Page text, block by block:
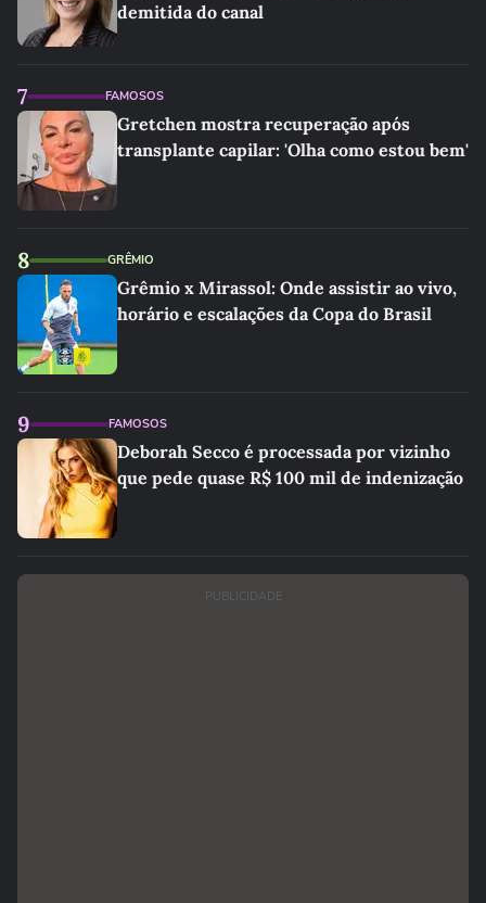
demitida do canal
7 FAMOSOS
Gretchen mostra recuperação após
transplante capilar: 'Olha como estou bem'
8 GRÊMIO
Grêmio x Mirassol: Onde assistir ao vivo,
horário e escalações da Copa do Brasil
9 FAMOSOS
Deborah Secco é processada por vizinho
que pede quase R$ 100 mil de indenização
PUBLICIDADE